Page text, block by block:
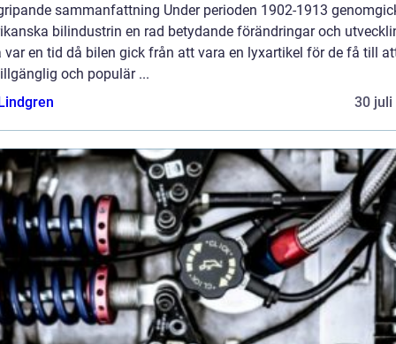
sammanfattning Under perioden 1902-1913
bilindustrin en rad betydande förändringar och
var en tid då bilen gick från att vara en lyxartikel för de få till
och populär ...
30 juli